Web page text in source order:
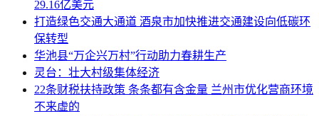
29.16亿美元
打造绿色交通大通道 酒泉市加快推进交通建设向低碳环
保转型
华池县“万企兴万村”行动助力春耕生产
灵台：壮大村级集体经济
22条财税扶持政策 条条都有含金量 兰州市优化营商环境
不来虚的